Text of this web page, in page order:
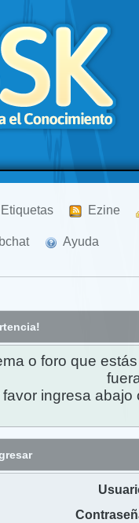
Etiquetas Ezine
Ayuda
o foro que
favor ingresa